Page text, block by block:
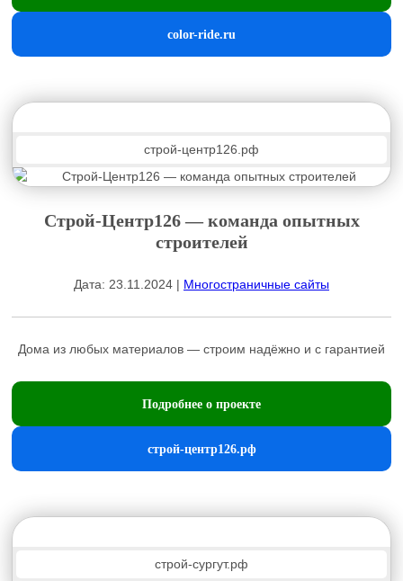
color-ride.ru
строй-центр126.рф
Строй-Центр126 — команда опытных
строителей
Дата: 23.11.2024 | Многостраничные сайты
Дома из любых материалов — строим надёжно и с гарантией
Подробнее о проекте
строй-центр126.рф
строй-сургут.рф